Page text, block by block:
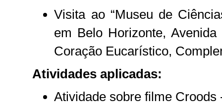
Visita ao “Museu de
em Belo Horizonte,
Coração Eucarístico,
Atividades aplicadas:
Atividade sobre filme Croods